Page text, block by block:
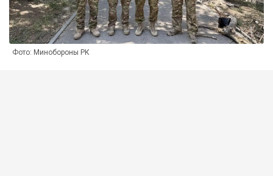
Фото: Минобороны РК